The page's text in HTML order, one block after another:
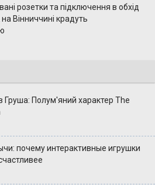
розетки та підключення в обхід
на Вінниччині крадуть
Груша: Полум'яний характер The
почему интерактивные игрушки